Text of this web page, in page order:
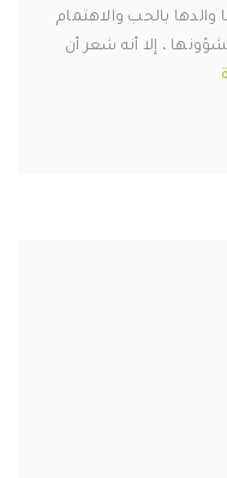
بالحب والاهتمام
، إلا أنه شعر أن